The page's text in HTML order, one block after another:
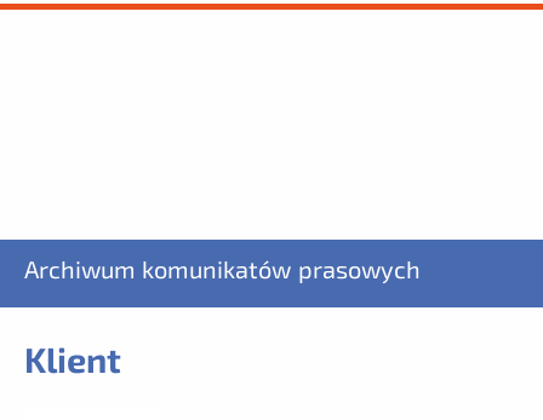
Neuron Agencja Public
Noventa di Piave
Archiwum komunikatów prasowych
Klient